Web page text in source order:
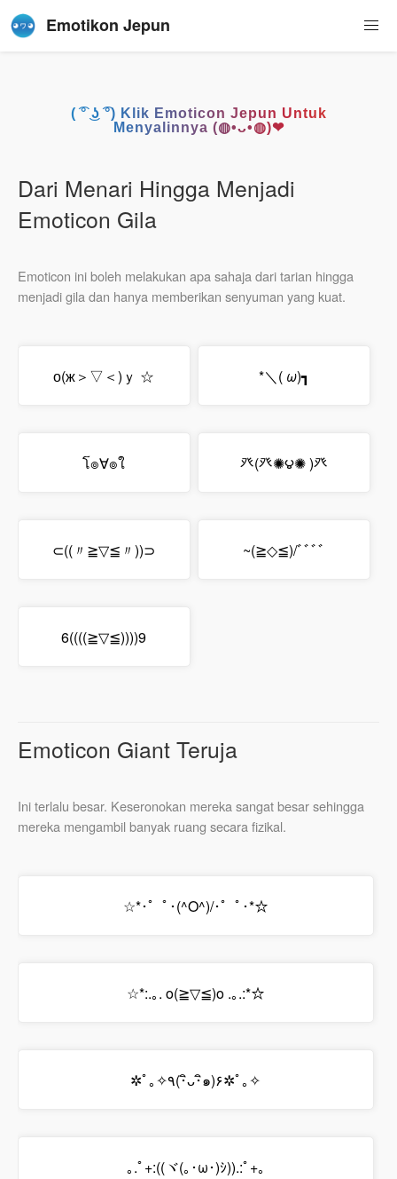
Emotikon Jepun
( ͡° ͜ʖ ͡°) Klik Emoticon Jepun Untuk
Menyalinnya (◍•ᴗ•◍)❤
Dari Menari Hingga Menjadi
Emoticon Gila
Emoticon ini boleh melakukan apa sahaja dari tarian hingga
menjadi gila dan hanya memberikan senyuman yang kuat.
о(ж＞▽＜)ｙ ☆ *＼( ω)┓
โ๏∀๏ใ 癶(癶✺౪✺ )癶
⊂((〃≧▽≦〃))⊃ ~(≧◇≦)/ﾞﾞﾞﾞ
6((((≧▽≦))))9
Emoticon Giant Teruja
Ini terlalu besar. Keseronokan mereka sangat besar sehingga
mereka mengambil banyak ruang secara fizikal.
☆*･゜ﾟ･(^O^)/･゜ﾟ･*☆
☆*:.｡. o(≧▽≦)o .｡.:*☆
✲ﾟ｡✧٩(･ิᴗ･ิ๑)۶✲ﾟ｡✧
｡.ﾟ+:((ヾ(｡･ω･)ｼ)).:ﾟ+｡